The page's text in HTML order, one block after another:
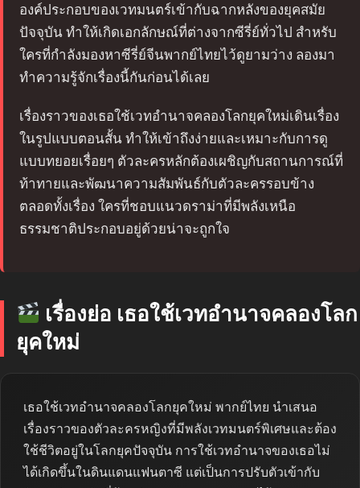
องค์ประกอบของเวทมนตร์เข้ากับฉากหลังของยุคสมัย
ปัจจุบัน ทำให้เกิดเอกลักษณ์ที่ต่างจากซีรี่ย์ทั่วไป สำหรับ
ใครที่กำลังมองหาซีรี่ย์จีนพากย์ไทยไว้ดูยามว่าง ลองมา
ทำความรู้จักเรื่องนี้กันก่อนได้เลย
เรื่องราวของเธอใช้เวทอำนาจคลองโลกยุคใหม่เดินเรื่อง
ในรูปแบบตอนสั้น ทำให้เข้าถึงง่ายและเหมาะกับการดู
แบบทยอยเรื่อยๆ ตัวละครหลักต้องเผชิญกับสถานการณ์ที่
ท้าทายและพัฒนาความสัมพันธ์กับตัวละครรอบข้าง
ตลอดทั้งเรื่อง ใครที่ชอบแนวดราม่าที่มีพลังเหนือ
ธรรมชาติประกอบอยู่ด้วยน่าจะถูกใจ
เรื่องย่อ เธอใช้เวทอำนาจคลองโลก
ยุคใหม่
เธอใช้เวทอำนาจคลองโลกยุคใหม่ พากย์ไทย นำเสนอ
เรื่องราวของตัวละครหญิงที่มีพลังเวทมนตร์พิเศษและต้อง
ใช้ชีวิตอยู่ในโลกยุคปัจจุบัน การใช้เวทอำนาจของเธอไม่
ได้เกิดขึ้นในดินแดนแฟนตาซี แต่เป็นการปรับตัวเข้ากับ